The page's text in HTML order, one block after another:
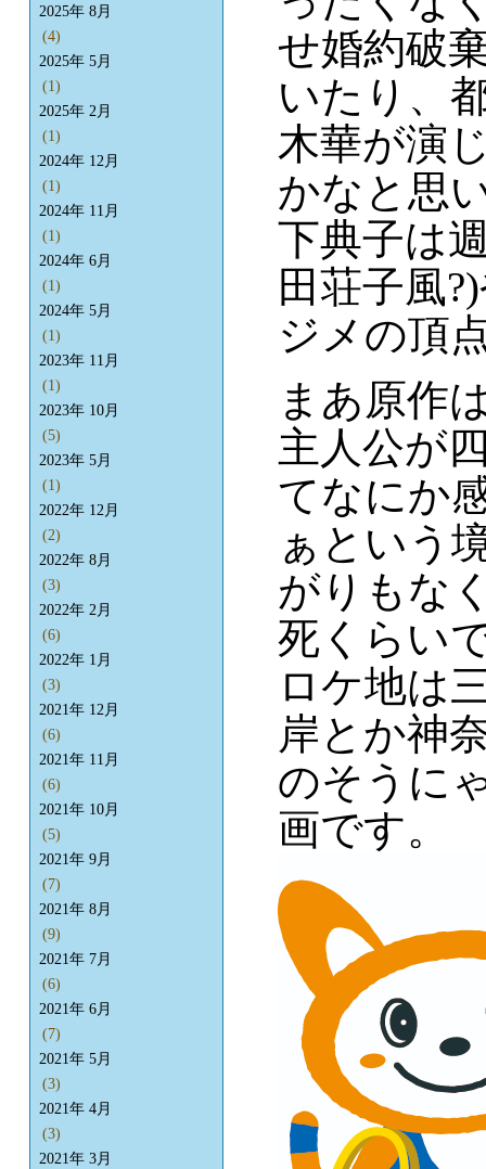
せ婚約破
いたり、
木華が演
かなと思
下典子は
田荘子風
ジメの頂
まあ原作
主人公が
てなにか
ぁという
がりもな
死くらい
ロケ地は
岸とか神
のそうに
画です。
2025年 8月
(4)
2025年 5月
(1)
2025年 2月
(1)
2024年 12月
(1)
2024年 11月
(1)
2024年 6月
(1)
2024年 5月
(1)
2023年 11月
(1)
2023年 10月
(5)
2023年 5月
(1)
2022年 12月
(2)
2022年 8月
(3)
2022年 2月
(6)
2022年 1月
(3)
2021年 12月
(6)
2021年 11月
(6)
2021年 10月
(5)
2021年 9月
(7)
2021年 8月
(9)
2021年 7月
(6)
2021年 6月
(7)
2021年 5月
(3)
2021年 4月
(3)
2021年 3月